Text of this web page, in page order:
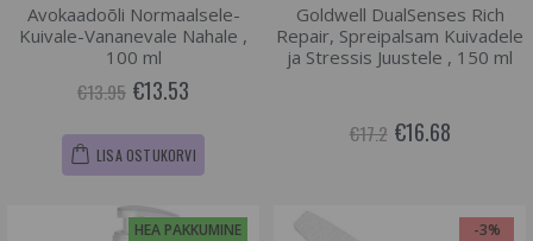
Avokaadoõli Normaalsele-
Kuivale-Vananevale Nahale ,
100 ml
€13.95 €13.53
LISA OSTUKORVI
Goldwell DualSenses Rich
Repair, Spreipalsam Kuivadele
ja Stressis Juustele , 150 ml
€17.2 €16.68
HEA PAKKUMINE
-3%